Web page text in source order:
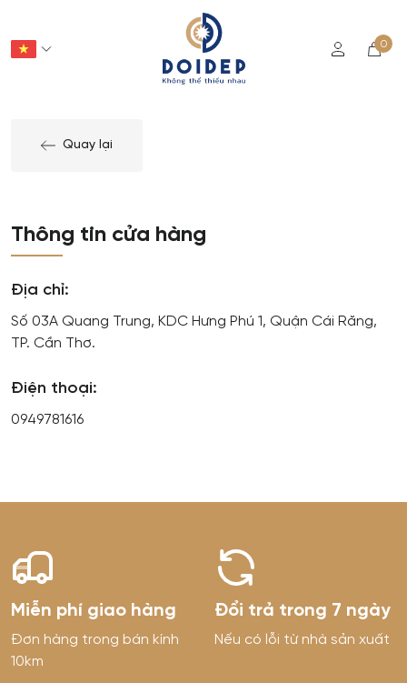
0
DOIDEP ra đời với ý niệm được song hành, tô điểm
cho đời sống tinh thần của khách hàng bằng những
Quay lại
Thông tin cửa hàng
Địa chỉ:
Số 03A Quang Trung, KDC Hưng Phú 1, Quận Cái Răng,
TP. Cần Thơ.
Điện thoại:
0949781616
Miễn phí giao hàng
Đơn hàng trong bán kính
10km
Đổi trả trong 7 ngày
Nếu có lỗi từ nhà sản xuất